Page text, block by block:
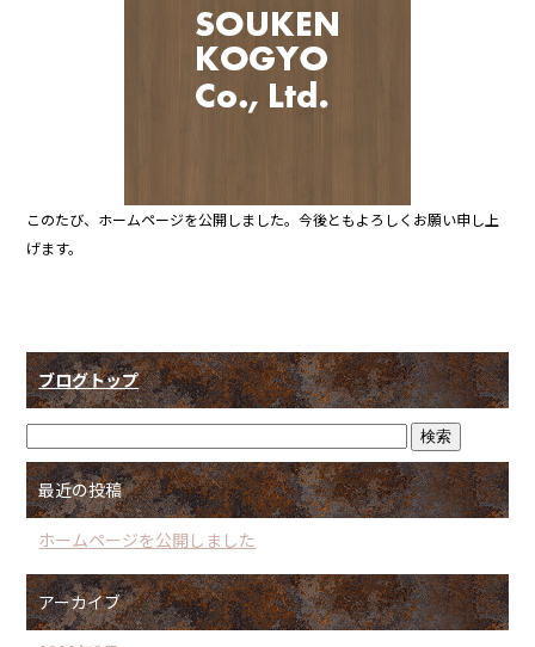
このたび、ホームページを公開しました。今後ともよろしくお願い申し上
げます。
ブログトップ
最近の投稿
ホームページを公開しました
アーカイブ